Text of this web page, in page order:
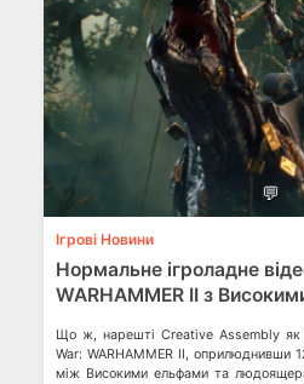
💬
Ігрові Новини
Нормальне ігроладне
WARHAMMER II з
Що ж, нарешті Creative Assembly як
War: WARHAMMER II, оприлюднивши
між Високими ельфами та